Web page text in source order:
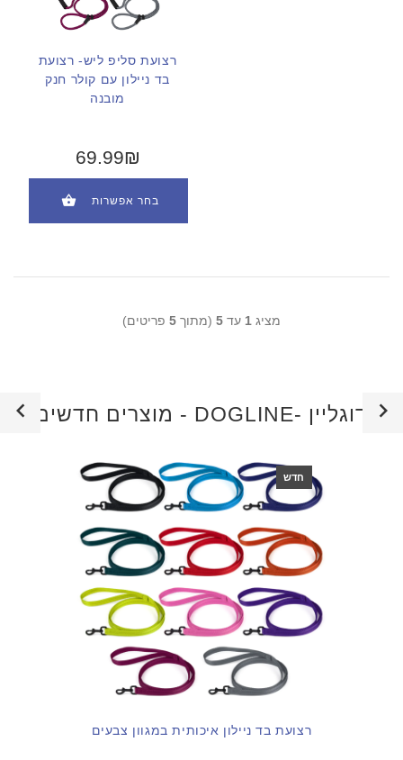
רצועת סליפ ליש- רצועת
בד ניילון עם קולר חנק
מובנה
69.99₪
בחר אפשרות
מציג 1 עד 5 (מתוך 5 פריטים)
מוצרים חדשים - DOGLINE- דוגליין
חדש
רצועת בד ניילון איכותית במגוון צבעים